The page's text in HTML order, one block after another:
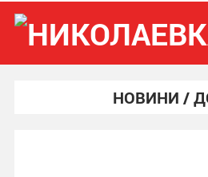
НОВИНИ /